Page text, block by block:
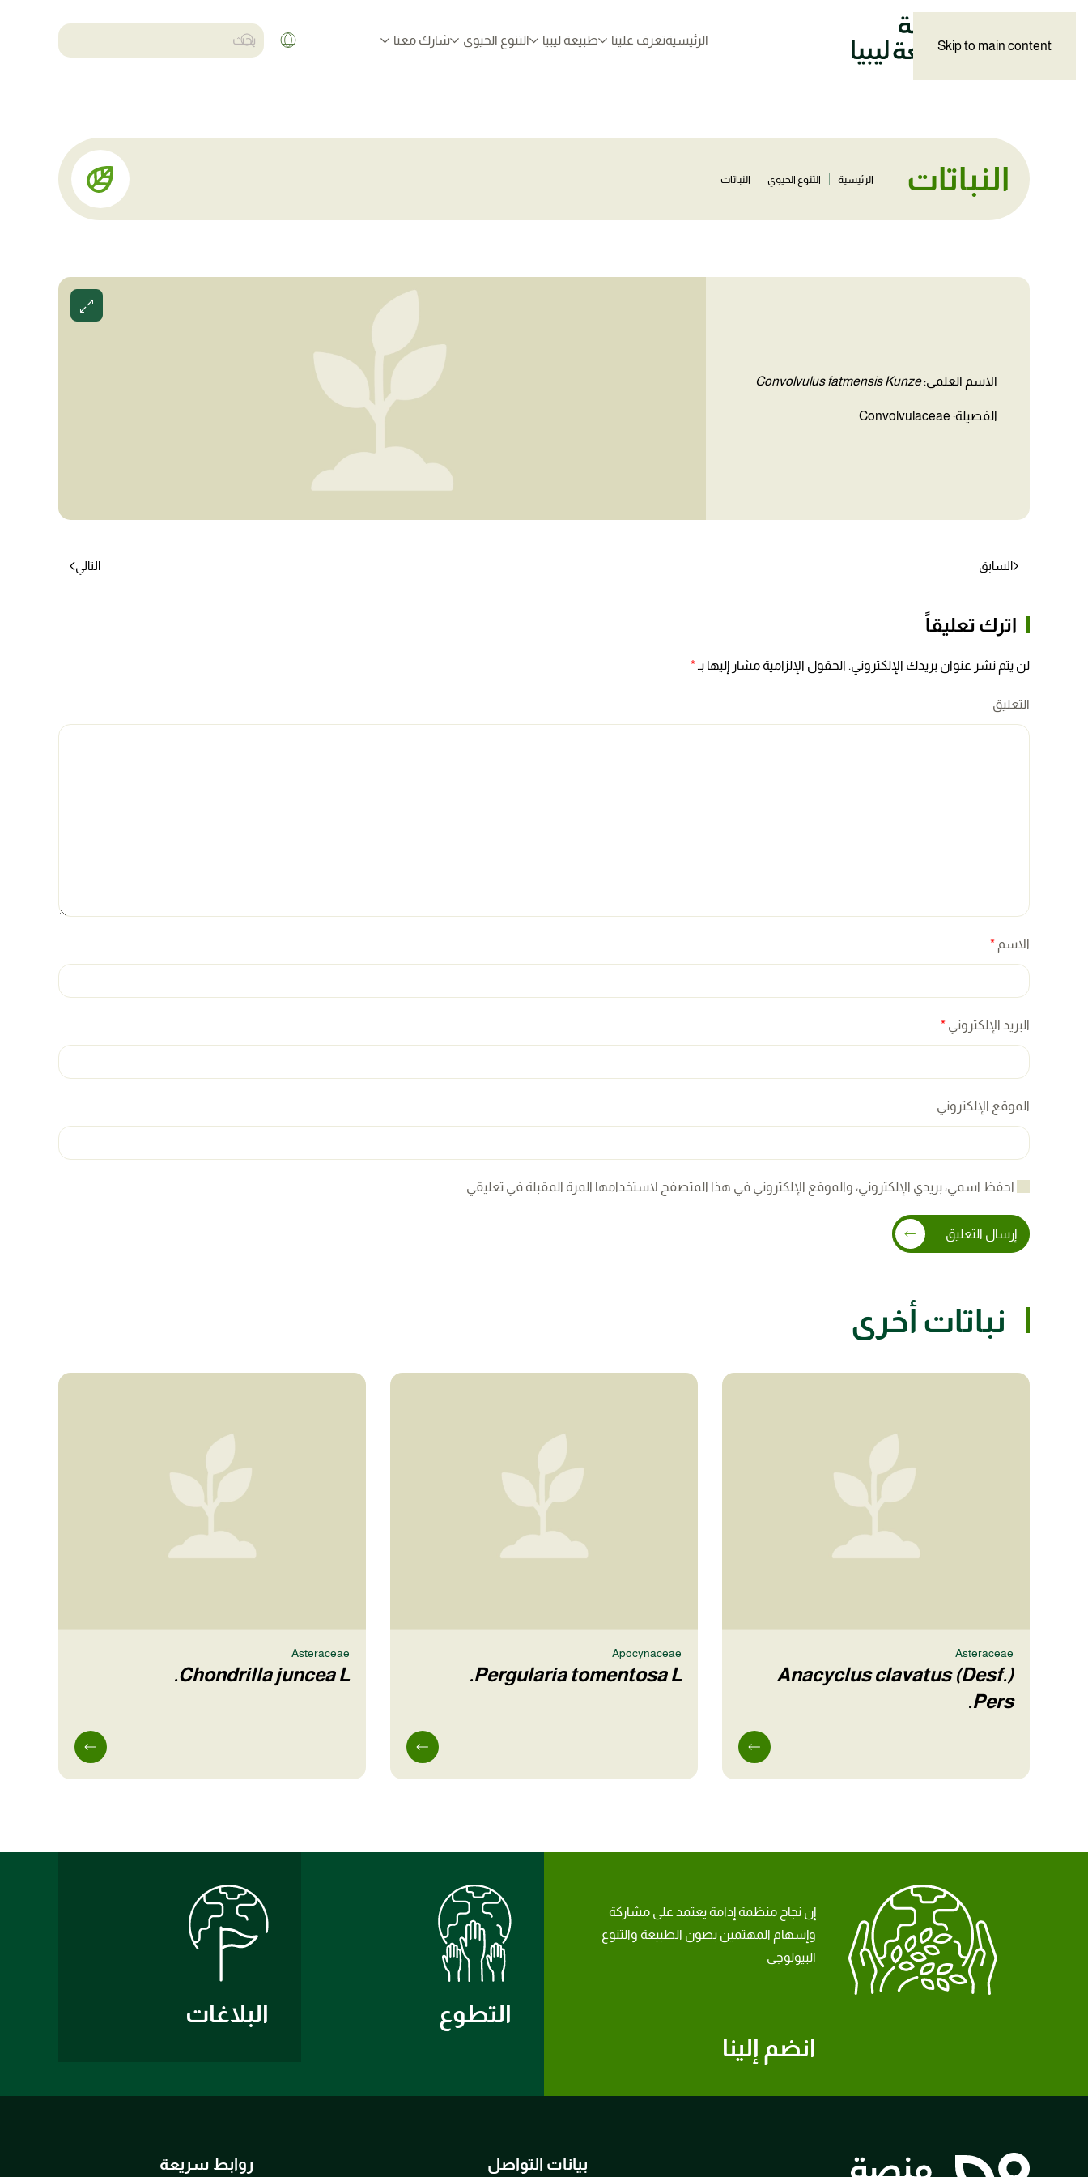
Skip to main content الرئيسيةتعرف علينا طبيعة ليبيا التنوع الحيوي شارك معنا
النباتات الرئيسية التنوع الحيوي النباتات
الاسم العلمي:Convolvulus fatmensis Kunze
الفصيلة: Convolvulaceae
السابق التالي
اترك تعليقاً
لن يتم نشر عنوان بريدك الإلكتروني. الحقول الإلزامية مشار إليها بـ*
التعليق
الاسم *
البريد الإلكتروني *
الموقع الإلكتروني
احفظ اسمي، بريدي الإلكتروني، والموقع الإلكتروني في هذا المتصفح لاستخدامها المرة المقبلة في تعليقي.
إرسال التعليق
نباتات أخرى
Asteraceae
Anacyclus clavatus (Desf.)
Pers.
Apocynaceae
Pergularia tomentosa L.
Asteraceae
Chondrilla juncea L.
انضم إلينا
إن نجاح منظمة إدامة يعتمد على مشاركة
وإسهام المهتمين بصون الطبيعة والتنوع
البيولوجي
التطوع البلاغات
بيانات التواصل روابط سريعة